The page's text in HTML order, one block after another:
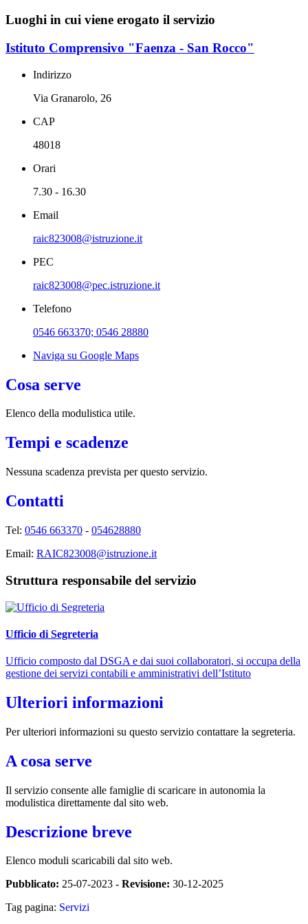
Luoghi in cui viene erogato il servizio
Istituto Comprensivo "Faenza - San Rocco"
Indirizzo
Via Granarolo, 26
CAP
48018
Orari
7.30 - 16.30
Email
raic823008@istruzione.it
PEC
raic823008@pec.istruzione.it
Telefono
0546 663370; 0546 28880
Naviga su Google Maps
Cosa serve
Elenco della modulistica utile.
Tempi e scadenze
Nessuna scadenza prevista per questo servizio.
Contatti
Tel: 0546 663370 - 054628880
Email: RAIC823008@istruzione.it
Struttura responsabile del servizio
Ufficio di Segreteria
Ufficio composto dal DSGA e dai suoi collaboratori, si occupa della
gestione dei servizi contabili e amministrativi dell’Istituto
Ulteriori informazioni
Per ulteriori informazioni su questo servizio contattare la segreteria.
A cosa serve
Il servizio consente alle famiglie di scaricare in autonomia la
modulistica direttamente dal sito web.
Descrizione breve
Elenco moduli scaricabili dal sito web.
Pubblicato: 25-07-2023 - Revisione: 30-12-2025
Tag pagina: Servizi